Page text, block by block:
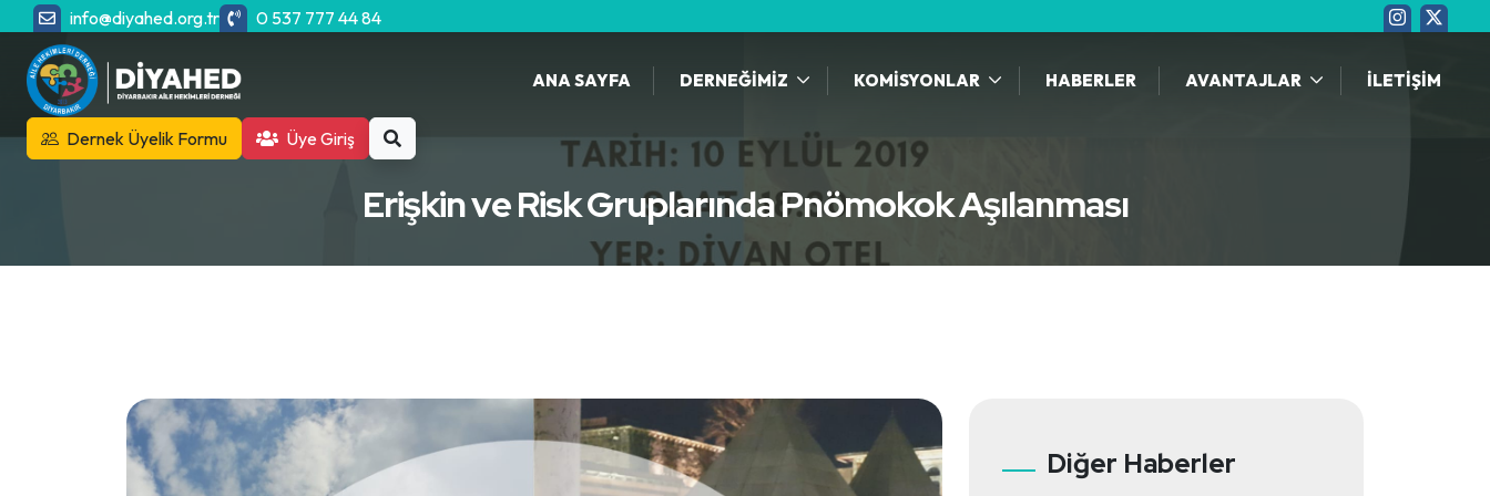
info@diyahed.org.tr 0 537 777 44 84
ANA SAYFA DERNEĞİMİZ KOMİSYONLAR HABERLER AVANTAJLAR İLETİŞİM
Dernek Üyelik Formu Üye Giriş
Erişkin ve Risk Gruplarında Pnömokok Aşılanması
Diğer Haberler